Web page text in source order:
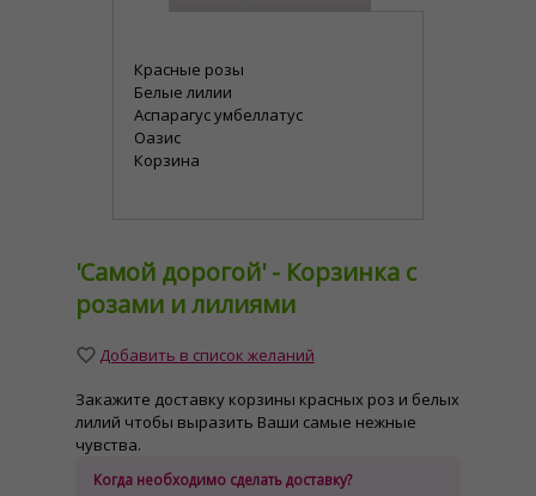
Красные розы
Белые лилии
Аспарагус умбеллатус
Оазис
Корзина
'Самой дорогой' - Корзинка с
розами и лилиями
Добавить в список желаний
Закажите доставку корзины красных роз и белых
лилий чтобы выразить Ваши самые нежные
чувства.
Когда необходимо сделать доставку?